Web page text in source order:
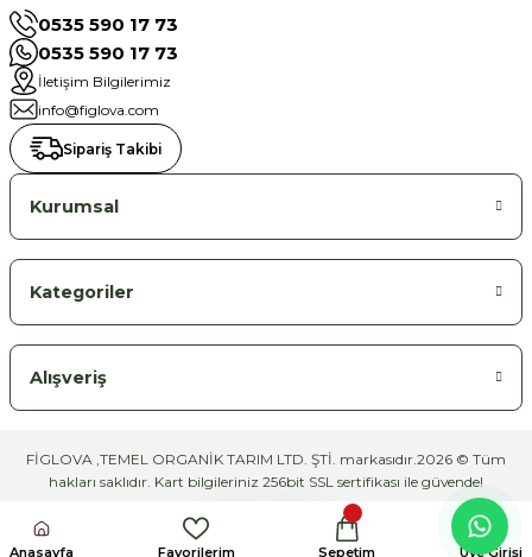
0535 590 17 73
0535 590 17 73
İletişim Bilgilerimiz
info@figlova.com
Sipariş Takibi
Kurumsal
Kategoriler
Alışveriş
FİGLOVA ,TEMEL ORGANİK TARIM LTD. ŞTİ. markasıdır.2026 © Tüm
hakları saklıdır. Kart bilgileriniz 256bit SSL sertifikası ile güvende!
Anasayfa Favorilerim Sepetim Üye Girişi